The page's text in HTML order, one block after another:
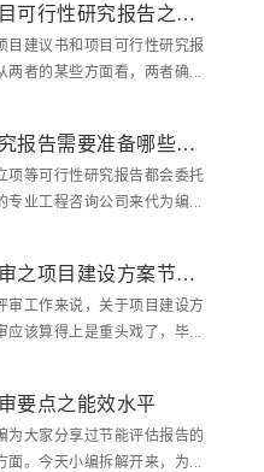
可行性研究报告之间
目建议书和项目可行性研究报
两者的某些方面看，两者确...
报告需要准备哪些材
项等可行性研究报告都会委托
专业工程咨询公司来代为编...
之项目建设方案节能
审工作来说，关于项目建设方
应该算得上是重头戏了，毕...
要点之能效水平
为大家分享过节能评估报告的
面。今天小编拆解开来，为...